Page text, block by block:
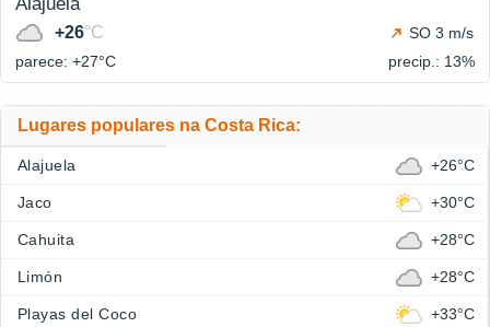
+26°C
SO 3 m/s
parece: +27°C precip.: 13%
Lugares populares na Costa Rica:
Alajuela +26°C
Jaco +30°C
Cahuita +28°C
Limón +28°C
Playas del Coco +33°C